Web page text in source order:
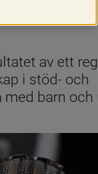
av ett
i stöd- och
barn